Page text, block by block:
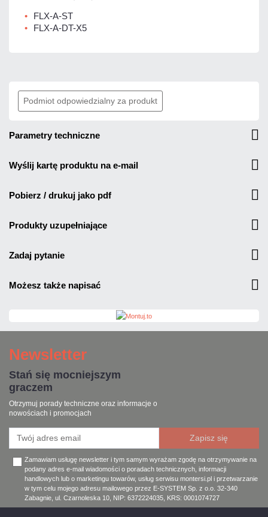
FLX-A-ST
FLX-A-DT-X5
Podmiot odpowiedzialny za produkt
parametry techniczne
wyślij kartę produktu na e-mail
pobierz / drukuj jako pdf
produkty uzupełniające
zadaj pytanie
możesz także napisać
Newsletter
Stań się mocniejszym
graczem
Otrzymuj porady techniczne oraz informacje o
nowościach i promocjach
Zamawiam usługę newsletter i tym samym wyrażam zgodę na otrzymywanie na
podany adres e-mail wiadomości o poradach technicznych, informacji
handlowych lub o marketingu towarów, usług serwisu montersi.pl i przetwarzanie
w tym celu mojego adresu mailowego przez E-SYSTEM Sp. z o.o. 32-340
Zabagnie, ul. Czarnoleska 10, NIP: 6372224035, KRS: 0001074727